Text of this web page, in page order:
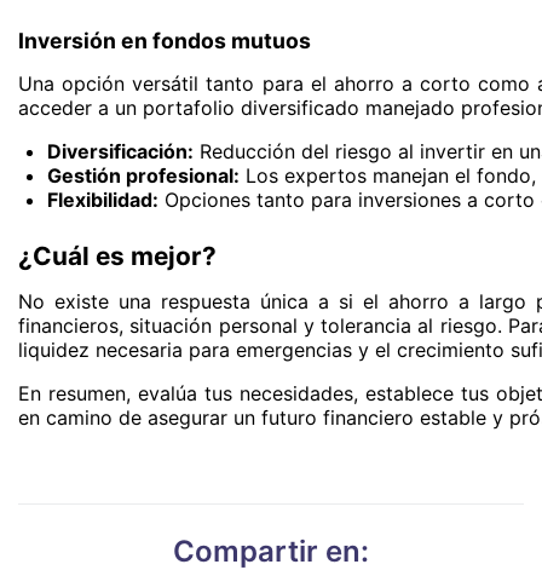
Inversión en fondos mutuos
Una opción versátil tanto para el ahorro a corto como
acceder a un portafolio diversificado manejado
Diversificación: Reducción del riesgo al invertir en
Gestión profesional: Los expertos manejan el
Flexibilidad: Opciones tanto para inversiones a
¿Cuál es mejor?
No existe una respuesta única a si el ahorro a
financieros, situación personal y tolerancia al riesgo.
liquidez necesaria para emergencias y el crecimiento
En resumen, evalúa tus necesidades, establece tus
en camino de asegurar un futuro financiero estable y
Compartir en: